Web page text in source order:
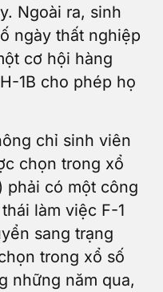
Ngoài ra, sinh
ngày thất nghiệp
cơ hội hàng
1B cho phép họ
chỉ sinh viên
chọn trong xổ
phải có một công
làm việc F-1
sang trạng
trong xổ số
những năm qua,